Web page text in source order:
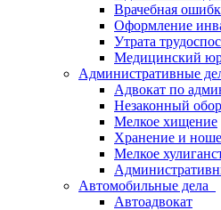
Врачебная
Оформление
Утрата
Медицинский
Административные
Адвокат по
Незаконный
Мелкое хищение
Хранение и
Мелкое
Автомобильные дела
Автоадвокат